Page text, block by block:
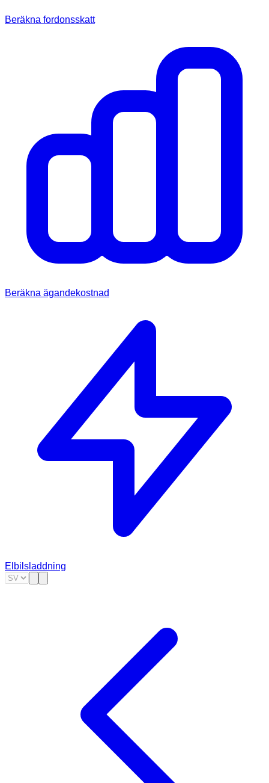
Beräkna fordonsskatt
Beräkna ägandekostnad
Elbilsladdning